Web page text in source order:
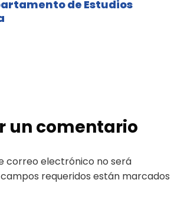
de Estudios
un comentario
correo electrónico no será
campos requeridos están marcados